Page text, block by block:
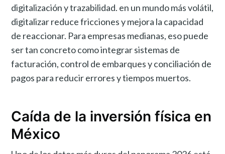
digitalización y trazabilidad. en un mundo más volátil,
digitalizar reduce fricciones y mejora la capacidad
de reaccionar. Para empresas medianas, eso puede
ser tan concreto como integrar sistemas de
facturación, control de embarques y conciliación de
pagos para reducir errores y tiempos muertos.
Caída de la inversión física en
México